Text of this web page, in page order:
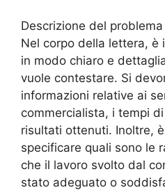
Descrizione del problema
Nel corpo della lettera, è
in modo chiaro e
vuole contestare. Si
informazioni relative ai
commercialista, i tempi
risultati ottenuti. Inoltre,
specificare quali sono le
che il lavoro svolto dal
stato adeguato o